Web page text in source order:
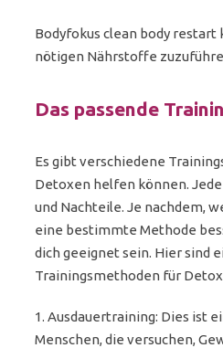
Bodyfokus clean body restart
nötigen Nährstoffe
Das passende
Es gibt verschiedene
Detoxen helfen können.
und Nachteile. Je nachdem,
eine bestimmte Methode
dich geeignet sein. Hier sind
Trainingsmethoden für
1. Ausdauertraining: Dies ist
Menschen, die versuchen,